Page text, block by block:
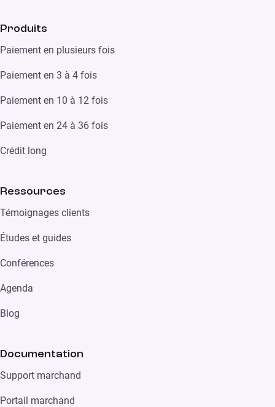
Produits
Paiement en plusieurs fois
Paiement en 3 à 4 fois
Paiement en 10 à 12 fois
Paiement en 24 à 36 fois
Crédit long
Ressources
Témoignages clients
Études et guides
Conférences
Agenda
Blog
Documentation
Support marchand
Portail marchand